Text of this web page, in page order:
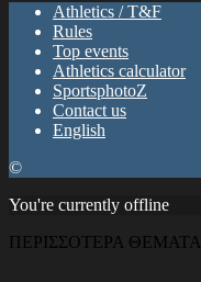
Athletics / T&F
Rules
Top events
Athletics calculator
SportsphotoZ
Contact us
English
©
You're currently offline
ΠΕΡΙΣΣΟΤΕΡΑ ΘΕΜΑΤΑ